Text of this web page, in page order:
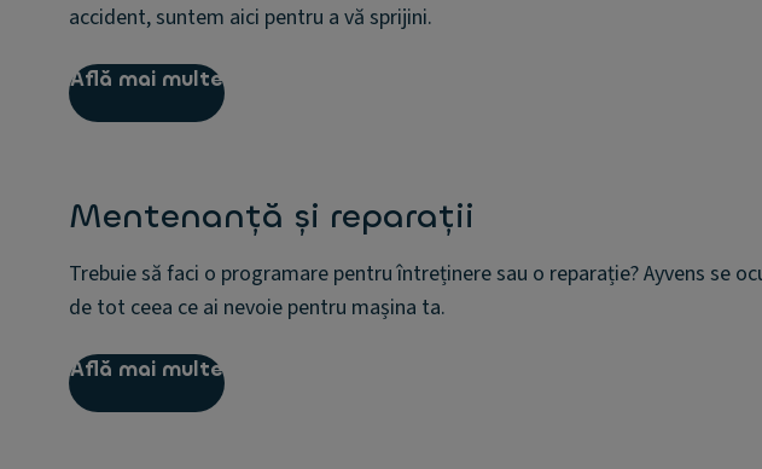
accident, suntem aici pentru a vă sprijini.
Află mai multe
Mentenanță și reparații
Trebuie să faci o programare pentru întreținere sau o reparație? Ayvens se
de tot ceea ce ai nevoie pentru mașina ta.
Află mai multe